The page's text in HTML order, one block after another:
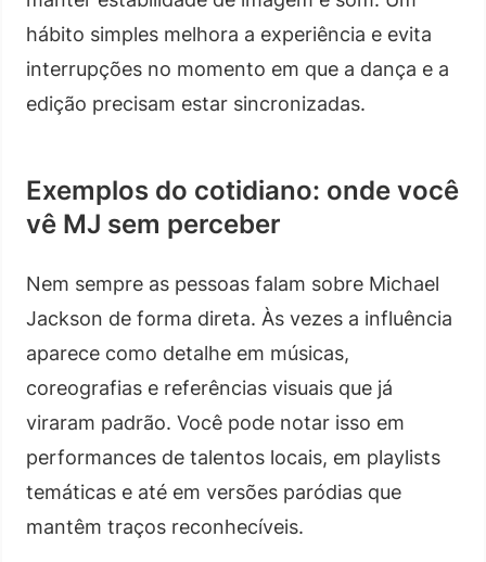
hábito simples melhora a experiência e evita
interrupções no momento em que a dança e a
edição precisam estar sincronizadas.
Exemplos do cotidiano: onde você
vê MJ sem perceber
Nem sempre as pessoas falam sobre Michael
Jackson de forma direta. Às vezes a influência
aparece como detalhe em músicas,
coreografias e referências visuais que já
viraram padrão. Você pode notar isso em
performances de talentos locais, em playlists
temáticas e até em versões paródias que
mantêm traços reconhecíveis.